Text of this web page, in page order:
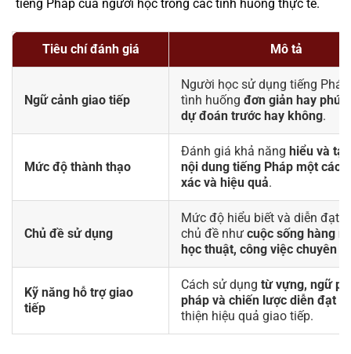
tiếng Pháp của người học trong các tình huống thực tế.
Tiêu chí đánh giá Mô tả
Ngữ cảnh giao tiếp
Người học sử dụng tiếng
tình huống đơn giản hay phức
dự đoán trước hay không.
Mức độ thành thạo
Đánh giá khả năng hiểu và
nội dung tiếng Pháp một cách
xác và hiệu quả.
Chủ đề sử dụng
Mức độ hiểu biết và diễn đạt
chủ đề như cuộc sống hàng
học thuật, công việc chuyên
Kỹ năng hỗ trợ giao
tiếp
Cách sử dụng từ vựng, ngữ
pháp và chiến lược diễn đạt
thiện hiệu quả giao tiếp.